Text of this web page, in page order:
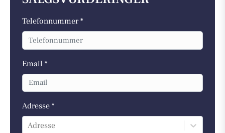
Telefonnummer *
Email *
Adresse *
Adresse